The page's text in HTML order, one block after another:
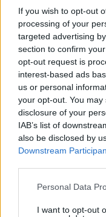
If you wish to opt-out
processing of your
targeted advertising
section to confirm
opt-out request is
interest-based ads
us or personal
your opt-out. You
disclosure of your
IAB’s list of
also be disclosed by
Downstream
Please note that this
not limited to your
Personal Data
I want to opt-out
«Κάτι απέσπασε
αίτια του
07.08.2026, 18:54
Νέες καταγγελίες
Δημοκρατία: Γρατσία,
Καρυστιανού και
μετέτρεψαν σε φοβικό
κόμμα
07.08.2026, 19:33